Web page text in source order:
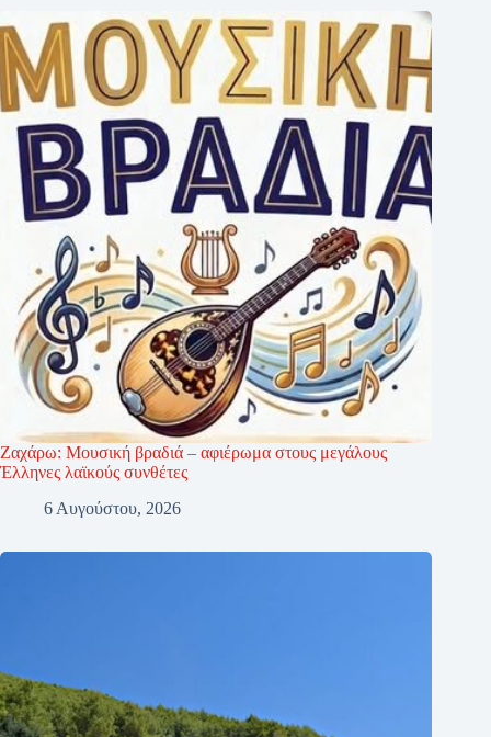
Ζαχάρω: Μουσική βραδιά – αφιέρωμα στους μεγάλους
Έλληνες λαϊκούς συνθέτες
6 Αυγούστου, 2026